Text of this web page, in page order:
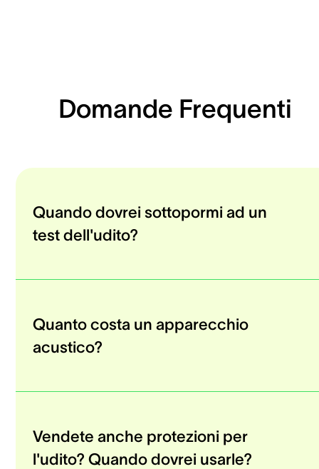
Domande Frequenti
Quando dovrei sottopormi ad un
test dell'udito?
Quanto costa un apparecchio
acustico?
Vendete anche protezioni per
l'udito? Quando dovrei usarle?